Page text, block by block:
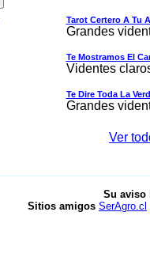
Tarot Certero A Tu
Grandes
Te Mostramos El
Videntes
Te Dire Toda La
Grandes
Ver
Su
Sitios amigos SerAgro.cl